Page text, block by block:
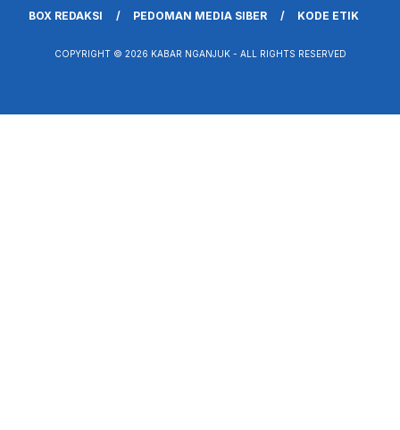
BOX REDAKSI PEDOMAN MEDIA SIBER KODE ETIK
COPYRIGHT © 2026 KABAR NGANJUK - ALL RIGHTS RESERVED